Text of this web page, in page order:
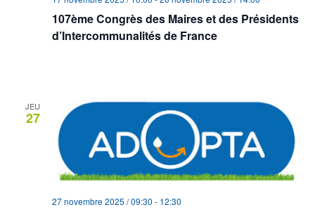
107ème Congrès des Maires et des Présidents
d’Intercommunalités de France
JEU
27
27 novembre 2025 / 09:30 - 12:30